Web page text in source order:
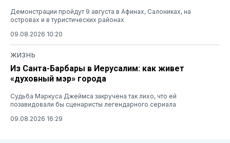
Демонстрации пройдут 9 августа в Афинах, Салониках, на
островах и в туристических районах
09.08.2026 10:20
ЖИЗНЬ
Из Санта-Барбары в Иерусалим: как живет
«духовный мэр» города
Судьба Маркуса Джеймса закручена так лихо, что ей
позавидовали бы сценаристы легендарного сериала
09.08.2026 16:29